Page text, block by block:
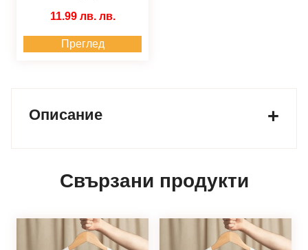
11.99 лв. лв.
Преглед
Описание
Свързани продукти